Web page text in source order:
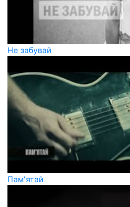
Не забувай
Пам'ятай